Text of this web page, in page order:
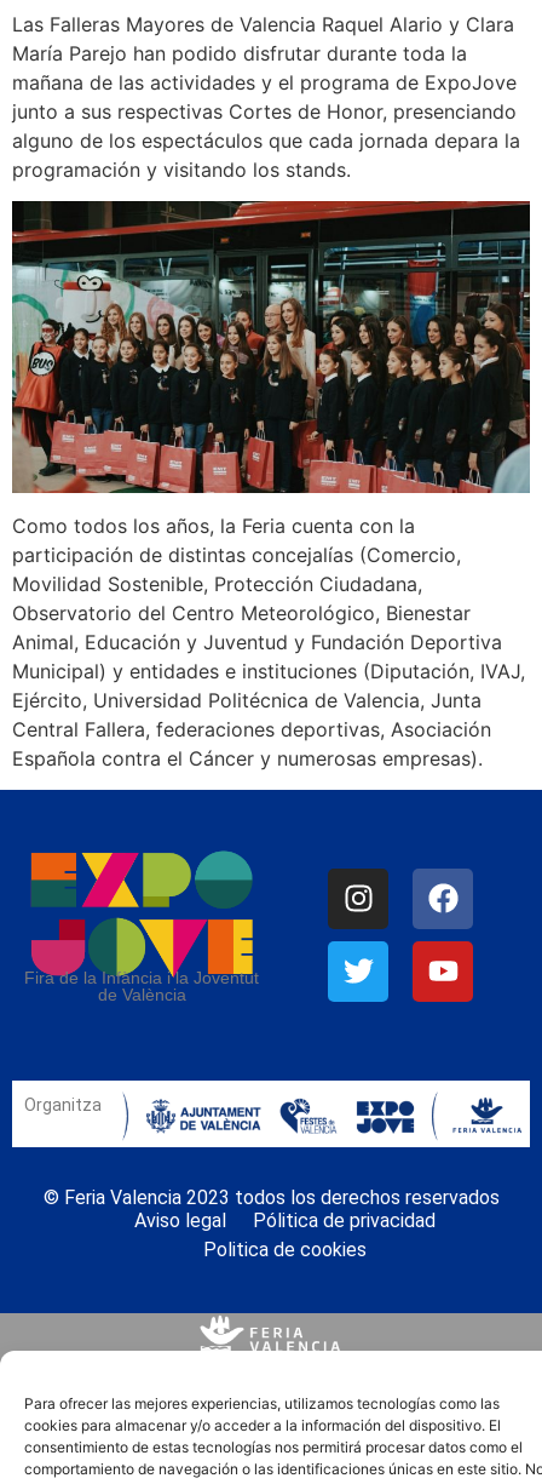
Para ofrecer las mejores experiencias, utilizamos tecnologías como las
cookies para almacenar y/o acceder a la información del dispositivo. El
consentimiento de estas tecnologías nos permitirá procesar datos como el
comportamiento de navegación o las identificaciones únicas en este sitio.
Las Falleras Mayores de Valencia Raquel Alario y Clara
María Parejo han podido disfrutar durante toda la
mañana de las actividades y el programa de ExpoJove
junto a sus respectivas Cortes de Honor, presenciando
alguno de los espectáculos que cada jornada depara la
programación y visitando los stands.
Como todos los años, la Feria cuenta con la
participación de distintas concejalías (Comercio,
Movilidad Sostenible, Protección Ciudadana,
Observatorio del Centro Meteorológico, Bienestar
Animal, Educación y Juventud y Fundación Deportiva
Municipal) y entidades e instituciones (Diputación, IVAJ,
Ejército, Universidad Politécnica de Valencia, Junta
Central Fallera, federaciones deportivas, Asociación
Española contra el Cáncer y numerosas empresas).
Fira de la Infància i la Joventut
de València
Organitza
© Feria Valencia 2023 todos los derechos reservados
Aviso legal
Pólitica de privacidad
Politica de cookies